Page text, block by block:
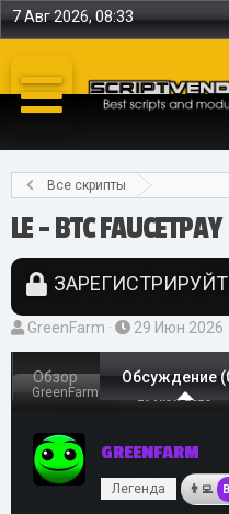
7 Авг 2026, 08:33
Все скрипты
LE - BTC FAUCETPAY
А
в
т
о
е
GreenFarm
Д
а
т
а
а
ч
а
29 Июн 2026
Обзор Обсуждение
GreenFarm 29 Июн 2026
GREENFARM
Легенда